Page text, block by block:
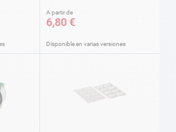
A partir de
6,80 €
Disponible en varias versiones